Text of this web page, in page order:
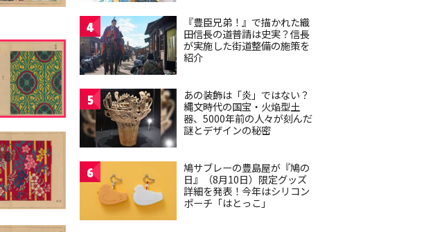
4
『豊臣兄弟！』で描かれた織
田信長の道普請は史実？信長
が実施した街道整備の施策を
紹介
5
あの装飾は「炎」ではない？
縄文時代の国宝・火焔型土
器、5000年前の人々が刻んだ
謎とデザインの秘密
6
鳩サブレーの豊島屋が『鳩の
日』（8月10日）限定グッズ
詳細を発表！今年はシリコン
ポーチ「はとっこ」